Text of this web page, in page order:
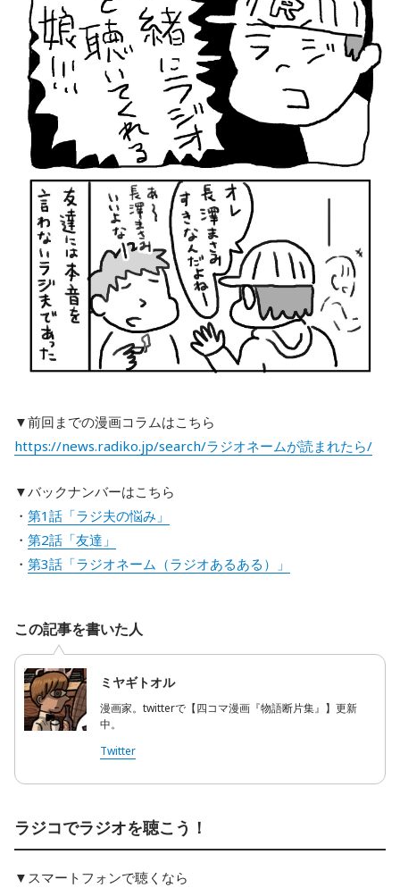
▼前回までの漫画コラムはこちら
https://news.radiko.jp/search/ラジオネームが読まれたら/
▼バックナンバーはこちら
・ 第1話「ラジ夫の悩み」
・ 第2話「友達」
・ 第3話「ラジオネーム（ラジオあるある）」
この記事を書いた人
ミヤギトオル
漫画家。twitterで【四コマ漫画『物語断片集』】更新
中。
Twitter
ラジコでラジオを聴こう！
▼スマートフォンで聴くなら